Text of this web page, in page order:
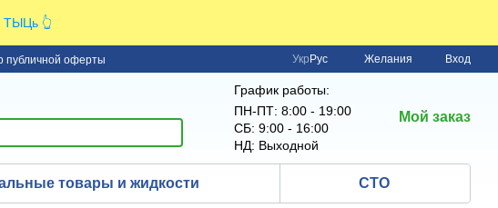
ТЫЦь 👆
публичной оферты
Укр Рус Желания Вход
График работы:
ПН-ПТ: 8:00 - 19:00
СБ: 9:00 - 16:00
НД: Выходной
Мой заказ
товары и жидкости СТО